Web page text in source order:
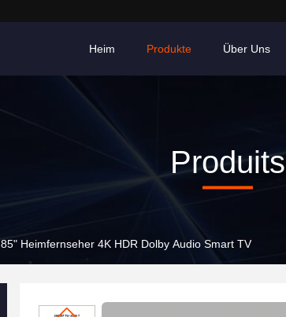
Heim Produkte Über Uns
Produits
85" Heimfernseher 4K HDR Dolby Audio Smart TV